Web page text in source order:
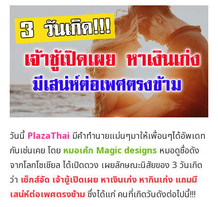
วันนี้ PlazaThai มีคำทำนายแม่นๆมาให้เพื่อนๆได้อัพเดท
กันเช่นเคย โดย หมอเค้ก Magic designs หมอดูชื่อดัง
จากโลกโซเชียล ได้เปิดดวง เผยลักษณะนิสัยของ 3 วันเกิด
ว่า เซ็กส์จัด เจ้าชู้เปิดเผย หาเงินเก่ง หากินเก่ง แถมมี
เสน่ห์ต่อเพศตรงข้าม ซึ่งได้แก่ คนที่เกิดวันดังต่อไปนี้!!!